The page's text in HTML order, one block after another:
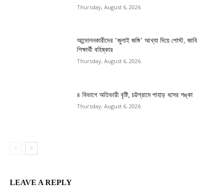
Thursday, August 6, 2026
আন্দোলনকারীদের ‘জুলাই জঙ্গি’ আখ্যা দিয়ে পোস্ট, জাবি
শিক্ষার্থী বহিষ্কার
Thursday, August 6, 2026
৪ বিভাগে অতিভারী বৃষ্টি, চট্টগ্রামে পাহাড় ধসের শঙ্কা
Thursday, August 6, 2026
LEAVE A REPLY